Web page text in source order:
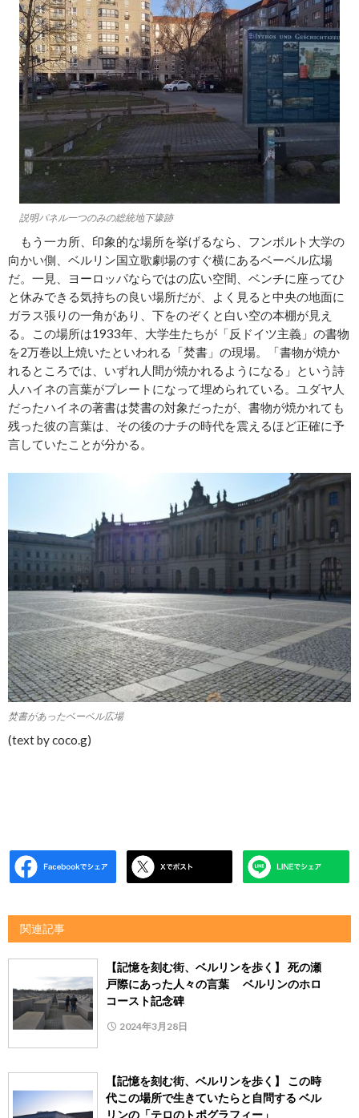
説明パネル一つのみの総統地下壕跡
もう一カ所、印象的な場所を挙げるなら、フンボルト大学の
向かい側、ベルリン国立歌劇場のすぐ横にあるベーベル広場
だ。一見、ヨーロッパならではの広い空間、ベンチに座ってひ
と休みできる気持ちの良い場所だが、よく見ると中央の地面に
ガラス張りの一角があり、下をのぞくと白い空の本棚が見え
る。この場所は1933年、大学生たちが「反ドイツ主義」の書物
を2万巻以上焼いたといわれる「焚書」の現場。「書物が焼か
れるところでは、いずれ人間が焼かれるようになる」という詩
人ハイネの言葉がプレートになって埋められている。ユダヤ人
だったハイネの著書は焚書の対象だったが、書物が焼かれても
残った彼の言葉は、その後のナチの時代を震えるほど正確に予
言していたことが分かる。
焚書があったベーベル広場
(text by coco.g)
関連記事
【記憶を刻む街、ベルリンを歩く】 死の瀬
戸際にあった人々の言葉 ベルリンのホロ
コースト記念碑
2024年3月28日
【記憶を刻む街、ベルリンを歩く】 この時
代この場所で生きていたらと自問する ベル
リンの「テロのトポグラフィー」